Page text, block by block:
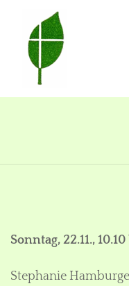
Sonntag, 22.11.,
Stephanie